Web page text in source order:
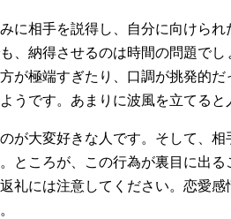
に相手を説得し、自分に向けら
、納得させるのは時間の問題で
が極端すぎたり、口調が挑発的
うです。あまりに波風を立てると
が大変好きな人です。そして、
ところが、この行為が裏目に出る
礼には注意してください。恋愛